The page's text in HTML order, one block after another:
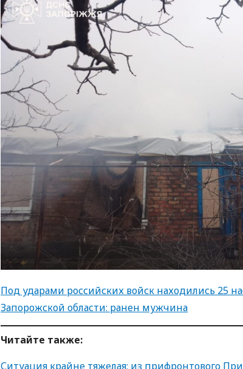
Под ударами российских войск находились 25
Запорожской области: ранен мужчина
Читайте также:
Ситуация крайне тяжелая: из прифронтового